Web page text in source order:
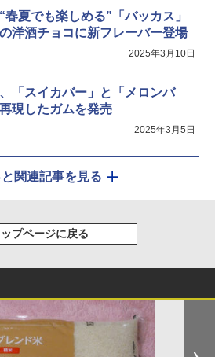
44,800
春夏でも楽しめる”「バッカス」
洋酒チョコに新フレーバー登場
2025年3月10日
「スイカバー」と「メロンバ
現したガムを発売
2025年3月5日
と関連記事を見る
ップページに戻る